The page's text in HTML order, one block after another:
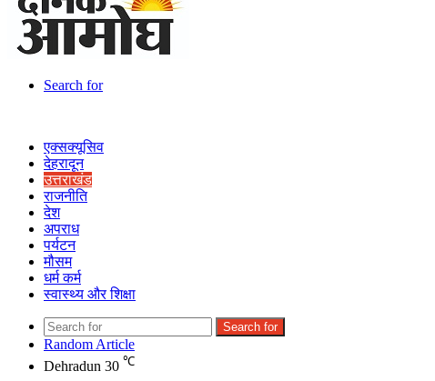
Search for
एक्सक्यूसिव
देहरादून
उत्तराखंड
राजनीति
देश
अपराध
पर्यटन
मौसम
धर्म कर्म
स्वास्थ्य और शिक्षा
Search for
Random Article
Dehradun 30 ℃